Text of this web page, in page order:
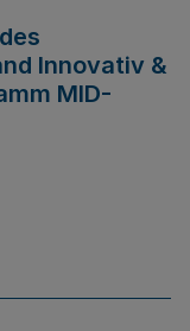
Innovativ &
MID-